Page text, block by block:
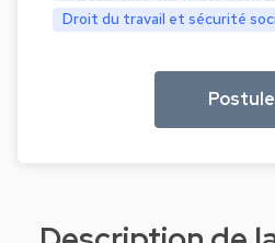
Droit du travail et sécurité